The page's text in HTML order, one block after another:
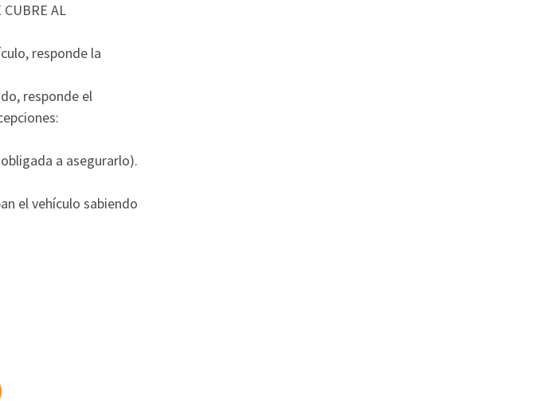
AL
responde la
responde el
a asegurarlo).
el vehículo sabiendo